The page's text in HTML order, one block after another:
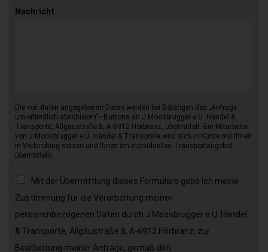
Nachricht
Die von Ihnen angegebenen Daten werden bei Betätigen des „Anfrage
unverbindlich abschicken“–Buttons an J.Moosbrugger e.U. Handel &
Transporte, Allgäustraße 8, A-6912 Hörbranz, übermittelt. Ein Mitarbeiter
von J.Moosbrugger e.U. Handel & Transporte wird sich in Kürze mit Ihnen
in Verbindung setzen und Ihnen ein individuelles Transportangebot
übermitteln.
Mit der Übermittlung dieses Formulars gebe ich meine
Zustimmung für die Verarbeitung meiner
personenbezogenen Daten durch J.Moosbrugger e.U. Handel
& Transporte, Allgäustraße 8, A-6912 Hörbranz, zur
Bearbeitung meiner Anfrage, gemäß den